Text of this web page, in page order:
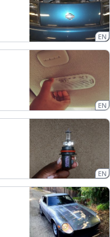
EN
EN
EN